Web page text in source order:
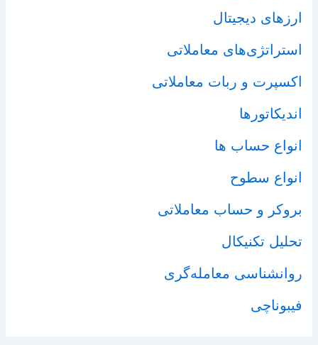
ارزهای دیجیتال
استراتژی‌های معاملاتی
اکسپرت و ربات معاملاتی
اندیکاتورها
انواع حساب ها
انواع سطوح
بروکر و حساب معاملاتی
تحلیل تکنیکال
روانشناسی معامله‌گری
فیبوناچی